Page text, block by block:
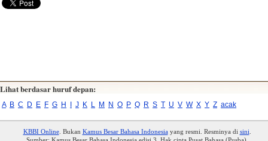
Lihat berdasar huruf depan:
A B C D E F G H J K L M N O P Q R S T U V W X Y Z acak
KBBI Online. Bukan Kamus Besar Bahasa Indonesiayang resmi. Resminya di sini